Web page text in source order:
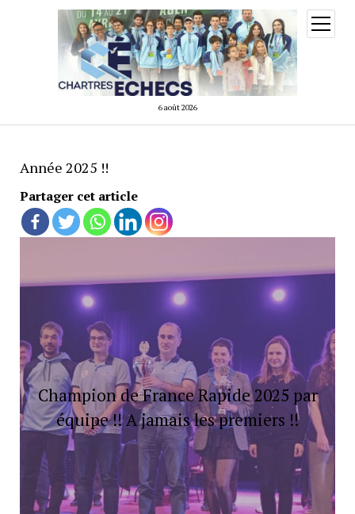
6 août 2026
ouvrir
menu
Année 2025 !!
Partager cet article
Champion de France Rapide 2025 par
équipe !! A jamais les premiers !!